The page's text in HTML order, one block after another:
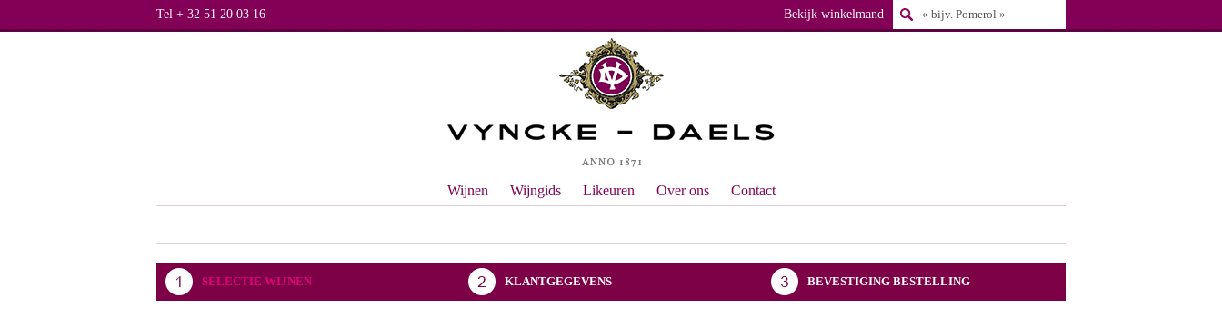
Tel + 32 51 20 03 16 Bekijk winkelmand
Wijnen Wijngids Likeuren Over ons Contact
SELECTIE WIJNEN KLANTGEGEVENS BEVESTIGING BESTELLING